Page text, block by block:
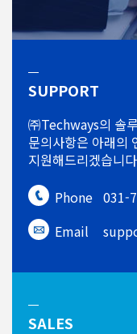
SUPPORT
㈜Techways의 솔
문의사항은 아래의
지원해드리겠습니
Phone 031-
Email
SALES